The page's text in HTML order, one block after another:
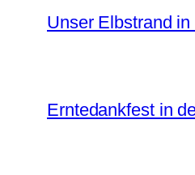
Unser Elbstrand in
Erntedankfest in